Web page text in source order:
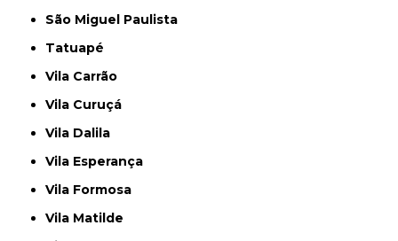
São Miguel Paulista
Tatuapé
Vila Carrão
Vila Curuçá
Vila Dalila
Vila Esperança
Vila Formosa
Vila Matilde